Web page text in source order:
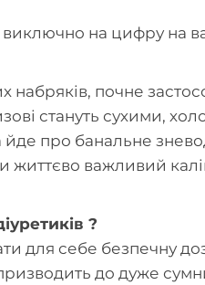
на цифру на
почне
стануть сухими,
про банальне
життєво важливий
?
для себе безпечну
до дуже